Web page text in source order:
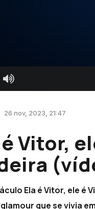
26 nov, 2023, 21:47
é Vitor,
Ela é Vitor, ele é
que se vivia